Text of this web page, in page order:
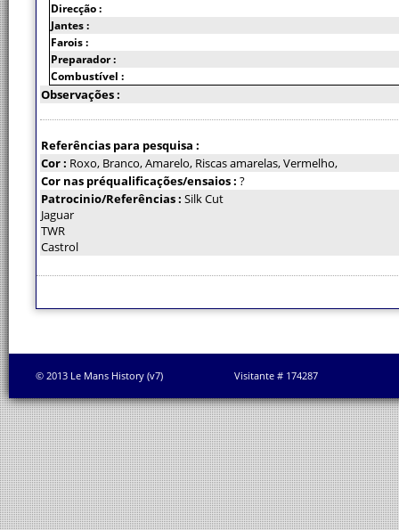
Direcção :
Jantes :
Farois :
Preparador :
Combustível :
Observações :
Referências para pesquisa :
Cor : Roxo, Branco, Amarelo, Riscas amarelas, Vermelho,
Cor nas préqualificações/ensaios : ?
Patrocinio/Referências : Silk Cut
Jaguar
TWR
Castrol
© 2013 Le Mans History (v7) Visitante # 174287